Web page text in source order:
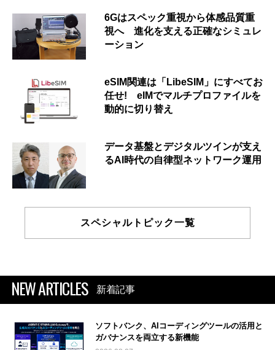
6Gはスペック重視から体感品質重
視へ 進化を支える正確なシミュレ
ーション
eSIM関連は「LibeSIM」にすべてお
任せ! eIMでマルチプロファイルを
動的に切り替え
データ基盤とデジタルツインが支え
るAI時代の自律型ネットワーク運用
スペシャルトピック一覧
NEW ARTICLES 新着記事
ソフトバンク、AIコーディングツールの活用と
ガバナンスを両立する新機能